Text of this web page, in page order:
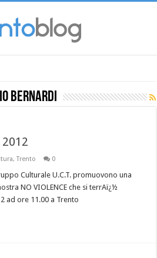
Bernardi
,Trento 0
Culturale U.C.T. promuovono una
NO VIOLENCE che si terrAï¿½
ad ore 11.00 a Trento